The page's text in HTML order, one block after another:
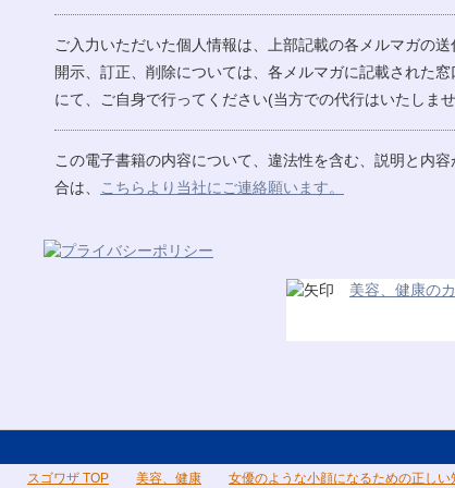
ご入力いただいた個人情報は、上部記載の各メルマガの
開示、訂正、削除については、各メルマガに記載された
にて、ご自身で行ってください(当方での代行はいたしませ
この電子書籍の内容について、違法性を含む、説明と内
合は、
こちらより当社にご連絡願います。
美容、健康の
スゴワザ TOP 美容、健康 女優のような小顔になるための正しい